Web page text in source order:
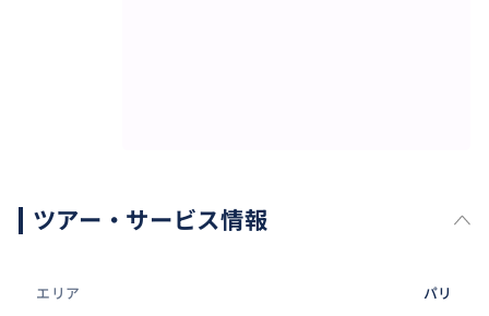
貴重な短い時間でパリ観光が有効的に全て満喫できま
ツアー・サービス情報
エリア パリ